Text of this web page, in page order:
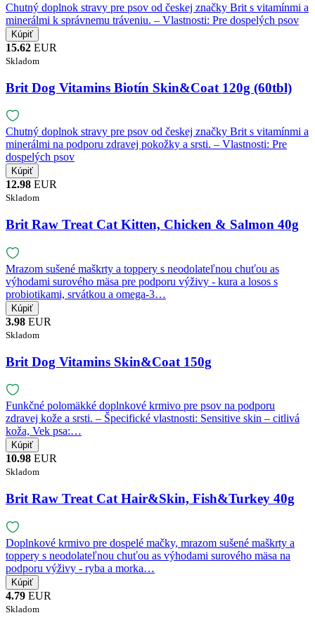
Chutný doplnok stravy pre psov od českej značky Brit s vitamínmi a
minerálmi k správnemu tráveniu. – Vlastnosti: Pre dospelých psov
15.62 EUR
Skladom
Brit Dog Vitamins Biotín Skin&Coat 120g (60tbl)
Chutný doplnok stravy pre psov od českej značky Brit s vitamínmi a
minerálmi na podporu zdravej pokožky a srsti. – Vlastnosti: Pre
dospelých psov
12.98 EUR
Skladom
Brit Raw Treat Cat Kitten, Chicken & Salmon 40g
Mrazom sušené maškrty a toppery s neodolateľnou chuťou as
výhodami surového mäsa pre podporu výživy - kura a losos s
probiotikami, srvátkou a omega-3…
3.98 EUR
Skladom
Brit Dog Vitamins Skin&Coat 150g
Funkčné polomäkké doplnkové krmivo pre psov na podporu
zdravej kože a srsti. – Špecifické vlastnosti: Sensitive skin – citlivá
koža, Vek psa:…
10.98 EUR
Skladom
Brit Raw Treat Cat Hair&Skin, Fish&Turkey 40g
Doplnkové krmivo pre dospelé mačky, mrazom sušené maškrty a
toppery s neodolateľnou chuťou as výhodami surového mäsa na
podporu výživy - ryba a morka…
4.79 EUR
Skladom